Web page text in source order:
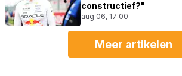
constructief?"
aug 06, 17:00
Meer artikelen